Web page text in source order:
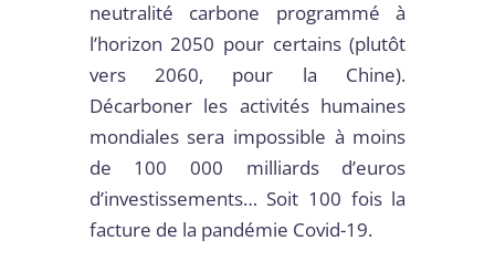
neutralité carbone programmé à
l’horizon 2050 pour certains (plutôt
vers 2060, pour la Chine).
Décarboner les activités humaines
mondiales sera impossible à moins
de 100 000 milliards d’euros
d’investissements… Soit 100 fois la
facture de la pandémie Covid-19.